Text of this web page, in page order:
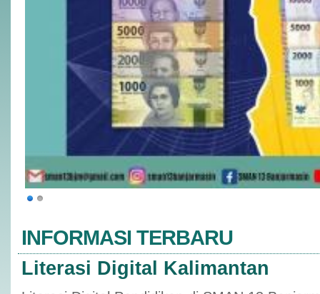
INFORMASI TERBARU
Literasi Digital Kalimantan